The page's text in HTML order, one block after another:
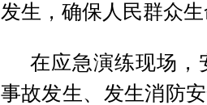
发生，确保人民群众
在应急演练现场，
事故发生、发生消防